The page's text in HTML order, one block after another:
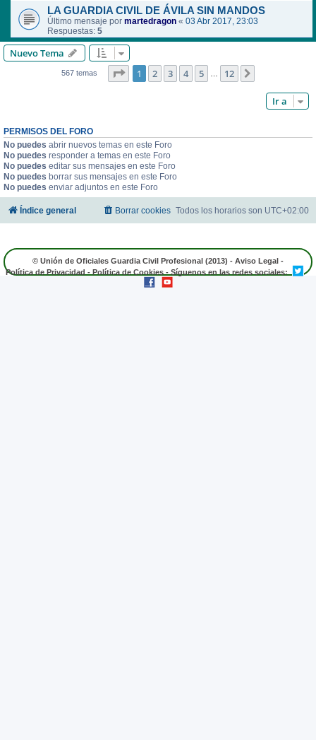
LA GUARDIA CIVIL DE ÁVILA SIN MANDOS
Último mensaje por martedragon « 03 Abr 2017, 23:03
Respuestas: 5
Nuevo Tema
567 temas Página de 12
1 2 3 4 5 … 12
Ir a
PERMISOS DEL FORO
No puedes abrir nuevos temas en este Foro
No puedes responder a temas en este Foro
No puedes editar sus mensajes en este Foro
No puedes borrar sus mensajes en este Foro
No puedes enviar adjuntos en este Foro
Índice general Todos los horarios son UTC+02:00
Borrar cookies
© Unión de Oficiales Guardia Civil Profesional (2013) - Aviso Legal -
Política de Privacidad-Política de Cookies- Síguenos en las redes sociales: